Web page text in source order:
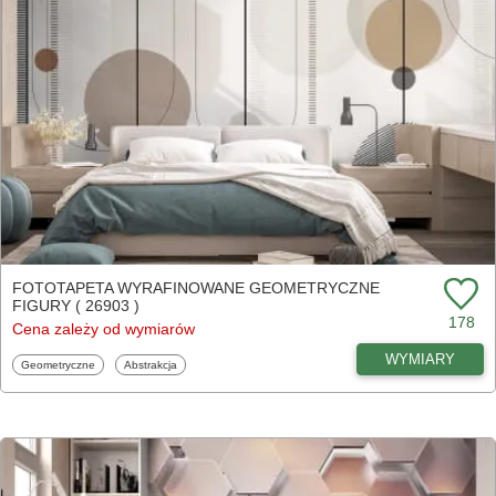
FOTOTAPETA WYRAFINOWANE GEOMETRYCZNE
FIGURY ( 26903 )
Cena zależy od wymiarów
178
Fototapety
Geometryczne Fototapety
Abstrakcja WYMIARY